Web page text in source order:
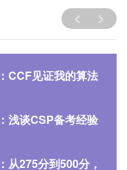
CCF见证我的算法
浅谈CSP备考经验
从275分到500分，